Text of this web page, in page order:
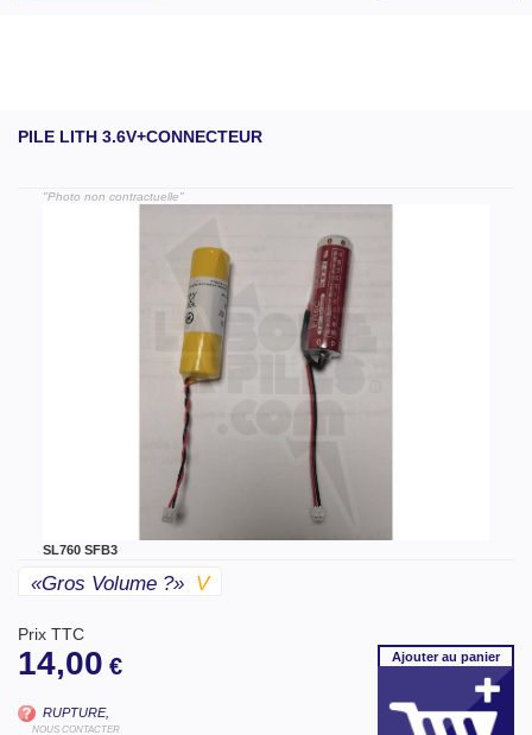
PILE LITH 3.6V+CONNECTEUR
"Photo non contractuelle"
SL760 SFB3
«gros Volume ?» V
Prix TTC
14,00 €
RUPTURE,
NOUS CONTACTER
Ajouterau panier